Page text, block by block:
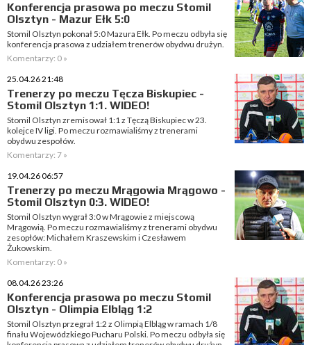
Konferencja prasowa po meczu Stomil
Olsztyn - Mazur Ełk 5:0
Stomil Olsztyn pokonał 5:0 Mazura Ełk. Po meczu odbyła się
konferencja prasowa z udziałem trenerów obydwu drużyn.
Komentarzy: 0 »
25.04.26 21:48
Trenerzy po meczu Tęcza Biskupiec -
Stomil Olsztyn 1:1. WIDEO!
Stomil Olsztyn zremisował 1:1 z Tęczą Biskupiec w 23.
kolejce IV ligi. Po meczu rozmawialiśmy z trenerami
obydwu zespołów.
Komentarzy: 7 »
19.04.26 06:57
Trenerzy po meczu Mrągowia Mrągowo -
Stomil Olsztyn 0:3. WIDEO!
Stomil Olsztyn wygrał 3:0 w Mrągowie z miejscową
Mrągowią. Po meczu rozmawialiśmy z trenerami obydwu
zesopłów: Michałem Kraszewskim i Czesławem
Żukowskim.
Komentarzy: 0 »
08.04.26 23:26
Konferencja prasowa po meczu Stomil
Olsztyn - Olimpia Elbląg 1:2
Stomil Olsztyn przegrał 1:2 z Olimpią Elbląg w ramach 1/8
finału Wojewódzkiego Pucharu Polski. Po meczu odbyła się